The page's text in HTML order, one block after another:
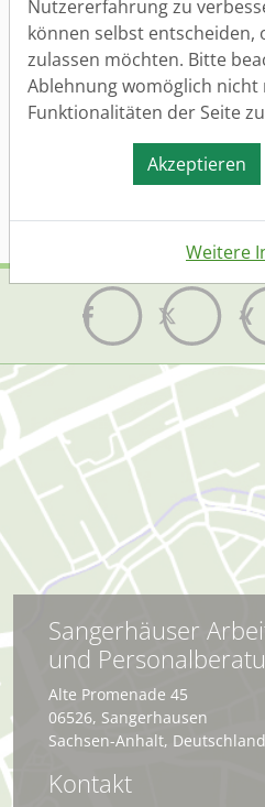
Datenschutz (*)
Ja, ich habe die
und bin damit
Sangerhäuser
und
Alte Promenade 45
06526, Sangerhausen
Sachsen-Anhalt, Deutschland
Kontakt
Nutzererfahrung zu
können selbst entscheiden,
zulassen möchten. Bitte
Ablehnung womöglich nicht
Funktionalitäten der Seite
Akzeptieren
Weitere